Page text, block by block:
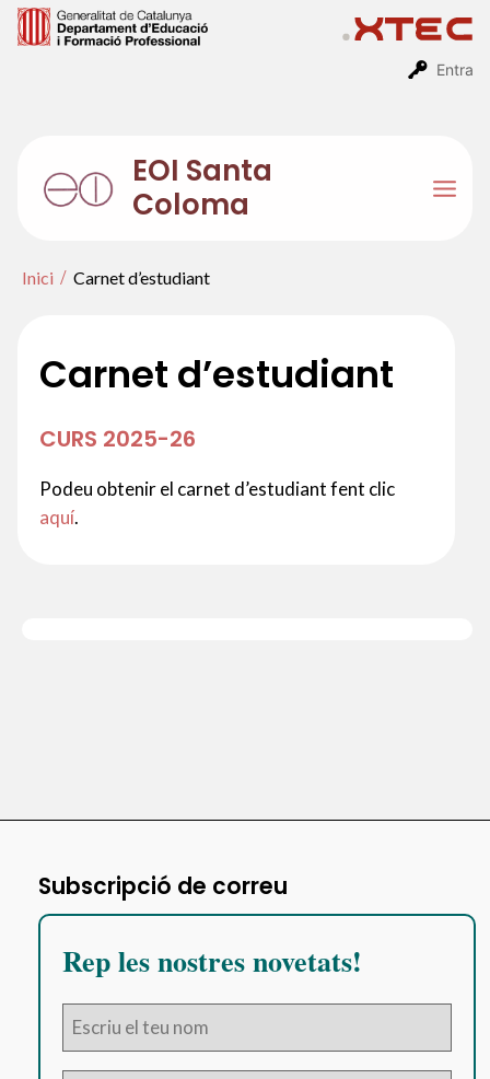
Entra
Vés
EOI Santa
Coloma
Inici Carnet d’estudiant
Carnet d’estudiant
CURS 2025-26
Podeu obtenir el carnet d’estudiant fent clic
aquí.
Subscripció de correu
Rep les nostres novetats!